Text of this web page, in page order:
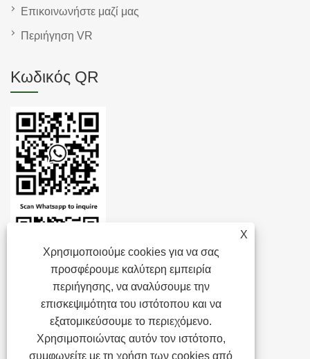
X
Χρησιμοποιούμε cookies για να σας
προσφέρουμε καλύτερη εμπειρία
περιήγησης, να αναλύσουμε την
επισκεψιμότητα του ιστότοπου και να
εξατομικεύσουμε το περιεχόμενο.
Χρησιμοποιώντας αυτόν τον ιστότοπο,
συμφωνείτε με τη χρήση των cookies από
Επικοινωνήστε μαζί μας
Περιήγηση VR
Κωδικός QR